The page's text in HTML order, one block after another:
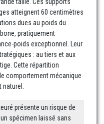
taille. Ces supports
atteignent 60 centimètres
dues au poids du
pratiquement
poids exceptionnel. Leur
: au tiers et aux
Cette répartition
comportement mécanique
naturel.
présente un risque de
spécimen laissé sans